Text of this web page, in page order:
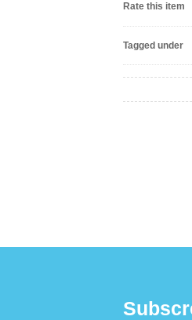
Rate this item
Tagged under